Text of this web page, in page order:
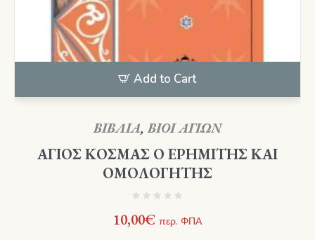
Add to Cart
ΒΙΒΛΙΑ,ΒΙΟΙ ΑΓΙΩΝ
ΑΓΙΟΣ ΚΟΣΜΑΣ Ο ΕΡΗΜΙΤΗΣ ΚΑΙ
ΟΜΟΛΟΓΗΤΗΣ
10,00€ περ. ΦΠΑ